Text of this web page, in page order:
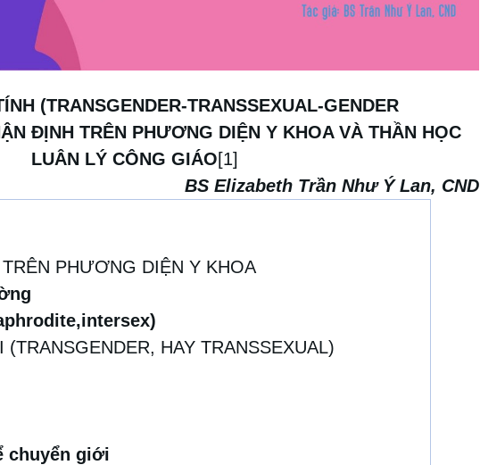
(TRANSGENDER-TRANSSEXUAL-GENDER
ĐỊNH TRÊN PHƯƠNG DIỆN Y KHOA VÀ THẦN HỌC
LUÂN LÝ CÔNG GIÁO[1]
BS Elizabeth TrầnNhư Ý Lan, CND
PHƯƠNG DIỆN Y KHOA
HAY TRANSSEXUAL)
chuyển giới